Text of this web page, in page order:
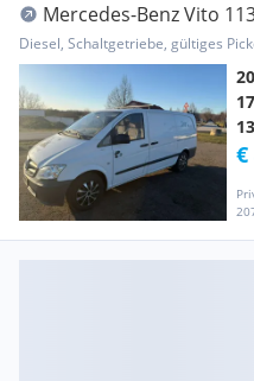
Mercedes-Benz Vito
Kastenwagen
Diesel, Schaltgetriebe, gültiges
€